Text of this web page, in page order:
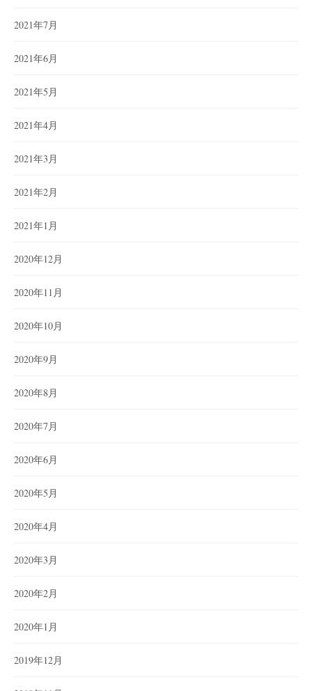
2021年7月
2021年6月
2021年5月
2021年4月
2021年3月
2021年2月
2021年1月
2020年12月
2020年11月
2020年10月
2020年9月
2020年8月
2020年7月
2020年6月
2020年5月
2020年4月
2020年3月
2020年2月
2020年1月
2019年12月